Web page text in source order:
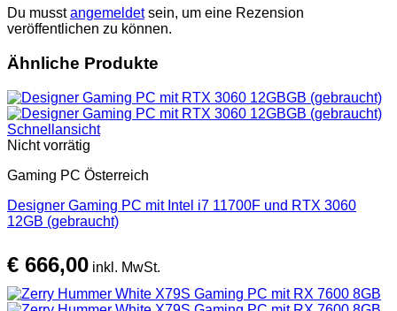
Du musstangemeldetsein, um eine Rezension
veröffentlichen zu können.
Ähnliche Produkte
Schnellansicht
Nicht vorrätig
Gaming PC Österreich
Designer Gaming PC mit Intel i7 11700F und RTX 3060
12GB (gebraucht)
€ 666,00 inkl. MwSt.